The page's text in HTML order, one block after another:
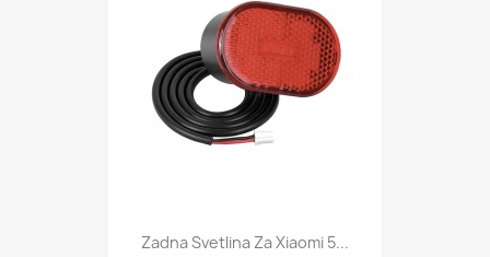
Zadna Svetlina Za Xiaomi 5...